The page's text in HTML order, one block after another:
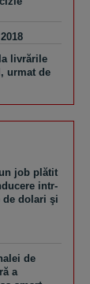
livrările
urmat de
job plătit
intr-
de dolari şi
de
a